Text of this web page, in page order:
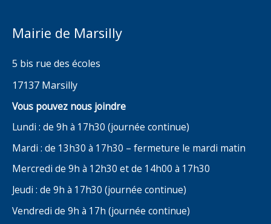
Mairie de Marsilly
5 bis rue des écoles
17137 Marsilly
Vous pouvez nous joindre
Lundi : de 9h à 17h30 (journée continue)
Mardi : de 13h30 à 17h30 – fermeture le mardi matin
Mercredi de 9h à 12h30 et de 14h00 à 17h30
Jeudi : de 9h à 17h30 (journée continue)
Vendredi de 9h à 17h (journée continue)